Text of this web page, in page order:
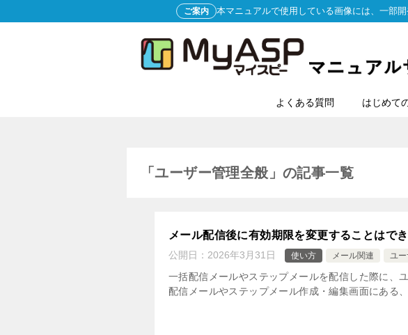
ご案内 本マニュアルで使用している画像には、一部
よくある質問 はじめて
「ユーザー管理全般」の記事一覧
メール配信後に有効期限を変更することはで
公開日： 2026年3月31日 使い方 メール関連 ユ
一括配信メールやステップメールを配信した際に、
配信メールやステップメール作成・編集画面に